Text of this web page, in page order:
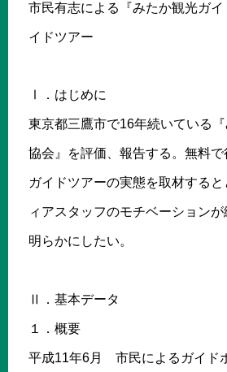
市民有志による『みたか観光ガ
イドツアー
Ⅰ．はじめに
東京都三鷹市で16年続いている
協会』を評価、報告する。無料で
ガイドツアーの実態を取材する
ィアスタッフのモチベーション
明らかにしたい。
Ⅱ．基本データ
１．概要
平成11年6月 市民によるガイド